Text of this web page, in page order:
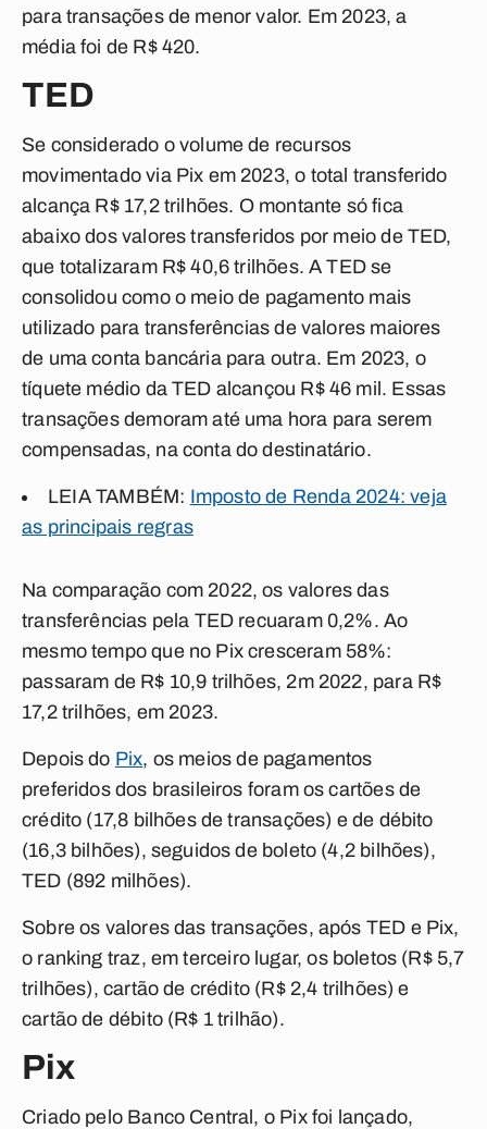
para transações de menor valor. Em 2023, a
média foi de R$ 420.
TED
Se considerado o volume de recursos
movimentado via Pix em 2023, o total transferido
alcança R$ 17,2 trilhões. O montante só fica
abaixo dos valores transferidos por meio de TED,
que totalizaram R$ 40,6 trilhões. A TED se
consolidou como o meio de pagamento mais
utilizado para transferências de valores maiores
de uma conta bancária para outra. Em 2023, o
tíquete médio da TED alcançou R$ 46 mil. Essas
transações demoram até uma hora para serem
compensadas, na conta do destinatário.
LEIA TAMBÉM: Imposto de Renda 2024: veja
as principais regras
Na comparação com 2022, os valores das
transferências pela TED recuaram 0,2%. Ao
mesmo tempo que no Pix cresceram 58%:
passaram de R$ 10,9 trilhões, 2m 2022, para R$
17,2 trilhões, em 2023.
Depois do Pix, os meios de pagamentos
preferidos dos brasileiros foram os cartões de
crédito (17,8 bilhões de transações) e de débito
(16,3 bilhões), seguidos de boleto (4,2 bilhões),
TED (892 milhões).
Sobre os valores das transações, após TED e Pix,
o ranking traz, em terceiro lugar, os boletos (R$ 5,7
trilhões), cartão de crédito (R$ 2,4 trilhões) e
cartão de débito (R$ 1 trilhão).
Pix
Criado pelo Banco Central, o Pix foi lançado,